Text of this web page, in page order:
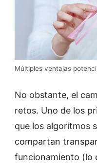
Múltiples ventajas
No obstante, el
retos. Uno de los
que los algoritmos
compartan
funcionamiento (lo